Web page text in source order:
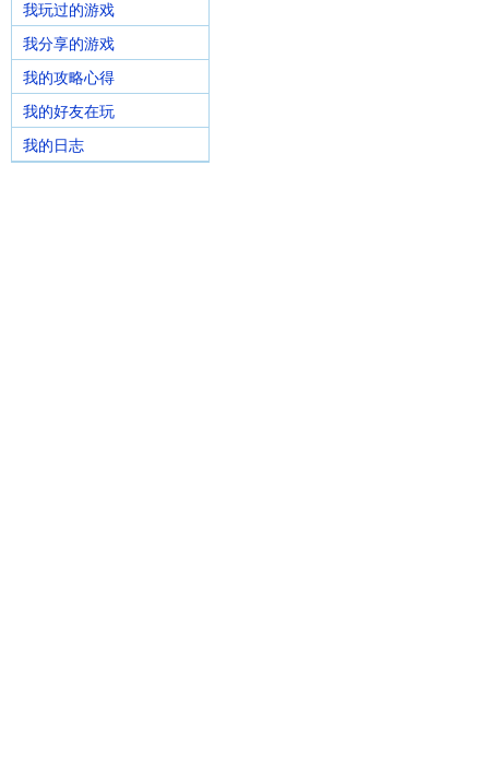
我玩过的游戏
我分享的游戏
我的攻略心得
我的好友在玩
我的日志